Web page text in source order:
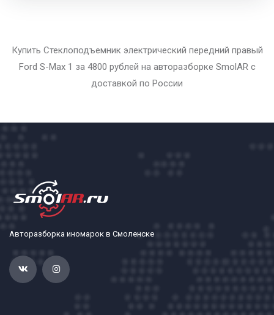
Купить Стеклоподъемник электрический передний правый
Ford S-Max 1 за 4800 рублей на авторазборке SmolAR с
доставкой по России
Авторазборка иномарок в Смоленске